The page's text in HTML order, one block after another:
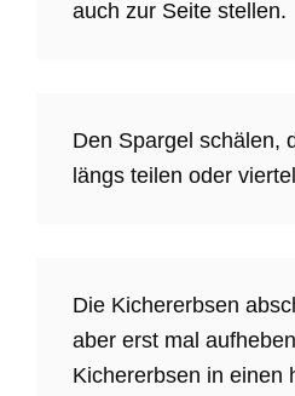
auch zur Seite stellen.
Den Spargel schälen,
längs teilen oder
Die Kichererbsen
aber erst mal
Kichererbsen in einen